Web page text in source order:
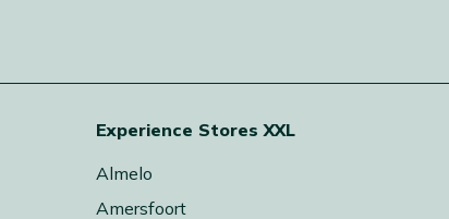
Experience Stores XXL
Almelo
Amersfoort